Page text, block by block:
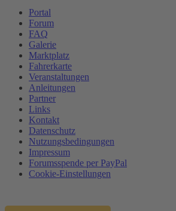
Portal
Forum
FAQ
Galerie
Marktplatz
Fahrerkarte
Veranstaltungen
Anleitungen
Partner
Links
Kontakt
Datenschutz
Nutzungsbedingungen
Impressum
Forumsspende per PayPal
Cookie-Einstellungen